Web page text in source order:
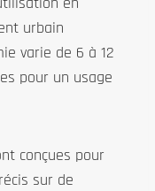
urbain
varie de 6 à 12
pour un usage
conçues pour
sur de